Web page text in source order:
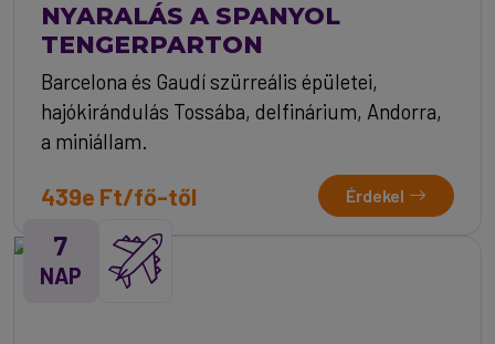
NYARALÁS A SPANYOL
TENGERPARTON
Barcelona és Gaudí szürreális épületei,
hajókirándulás Tossába, delfinárium, Andorra,
a miniállam.
439e Ft/fő-től Érdekel
7
NAP